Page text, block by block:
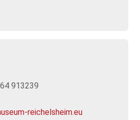
913239
reichelsheim.eu